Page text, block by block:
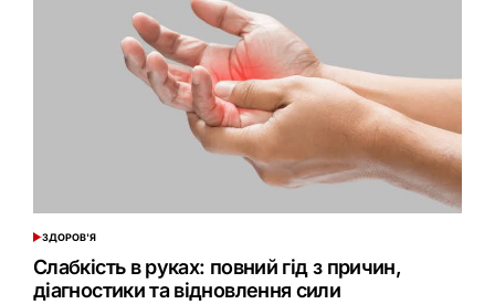
ОПУБЛІКУВАТИ
ЗДОРОВ'Я
Слабкість в руках: повний гід з причин,
діагностики та відновлення сили